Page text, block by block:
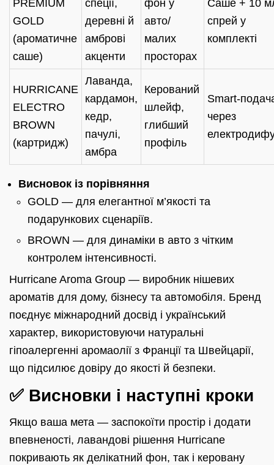
PREMIUM
GOLD
(ароматичне
саше)
спеції,
деревні й
амброві
акценти
фон у
авто/
малих
просторах
Саше + 10
спрей у
комплекті
HURRICANE
ELECTRO
BROWN
(картридж)
Лаванда,
кардамон,
кедр,
пачулі,
амбра
Керований
шлейф,
глибший
профіль
Smart-
через
Висновок із порівняння
GOLD — для елегантної м’якості та
подарункових сценаріїв.
BROWN — для динаміки в авто з чітким
контролем інтенсивності.
Hurricane Aroma Group — виробник нішевих
ароматів для дому, бізнесу та автомобіля. Бренд
поєднує міжнародний досвід і український
характер, використовуючи натуральні
гіпоалергенні аромаолії з Франції та Швейцарії,
що підсилює довіру до якості й безпеки.
✅ Висновки і наступні кроки
Якщо ваша мета — заспокоїти простір і додати
впевненості, лавандові рішення Hurricane
покривають як делікатний фон, так і керовану